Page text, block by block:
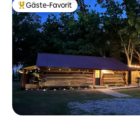
Beliebter Gäste-Favorit.
Gäste-Favorit